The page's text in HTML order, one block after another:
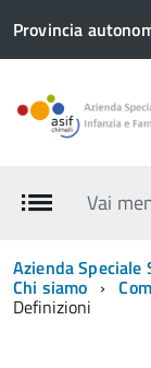
Provincia
Vai
Azienda Speciale
Chi siamo
Definizioni